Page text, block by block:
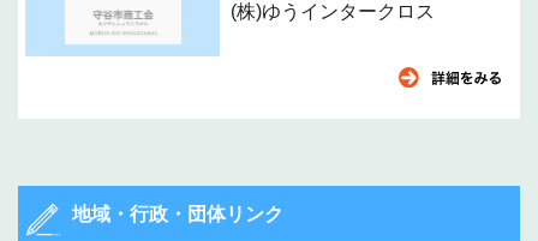
(株)ゆうインタークロス
地域・行政・団体リンク